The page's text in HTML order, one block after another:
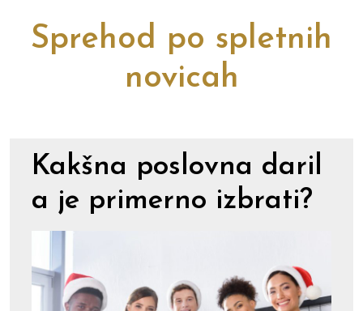
Sprehod po spletnih
novicah
Kakšna poslovna daril
a je primerno izbrati?